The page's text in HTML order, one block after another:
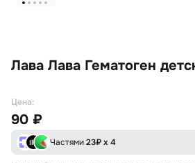
Лава Лава Гематоген
Цена:
90 ₽
Частями23₽ х 4